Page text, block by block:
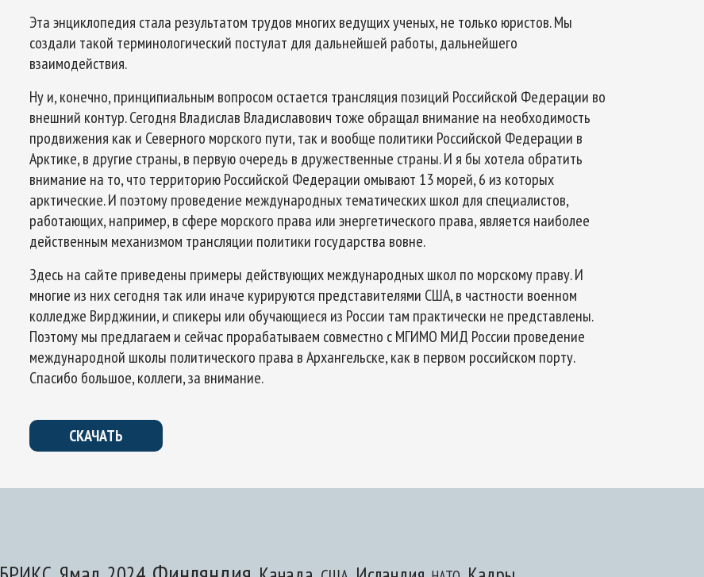
Эта энциклопедия стала результатом трудов многих ведущих ученых, не только юристов. Мы
создали такой терминологический постулат для дальнейшей работы, дальнейшего
взаимодействия.
Ну и, конечно, принципиальным вопросом остается трансляция позиций Российской Федерации во
внешний контур. Сегодня Владислав Владиславович тоже обращал внимание на необходимость
продвижения как и Северного морского пути, так и вообще политики Российской Федерации в
Арктике, в другие страны, в первую очередь в дружественные страны. И я бы хотела обратить
внимание на то, что территорию Российской Федерации омывают 13 морей, 6 из которых
арктические. И поэтому проведение международных тематических школ для специалистов,
работающих, например, в сфере морского права или энергетического права, является наиболее
действенным механизмом трансляции политики государства вовне.
Здесь на сайте приведены примеры действующих международных школ по морскому праву. И
многие из них сегодня так или иначе курируются представителями США, в частности военном
колледже Вирджинии, и спикеры или обучающиеся из России там практически не представлены.
Поэтому мы предлагаем и сейчас прорабатываем совместно с МГИМО МИД России проведение
международной школы политического права в Архангельске, как в первом российском порту.
Спасибо большое, коллеги, за внимание.
СКАЧАТЬ